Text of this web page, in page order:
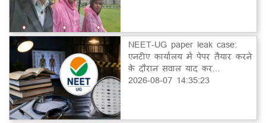
NEET-UG paper leak case:
एनटीए कार्यालय में पेपर तैयार करने
के दौरान सवाल याद कर...
2026-08-07 14:35:23